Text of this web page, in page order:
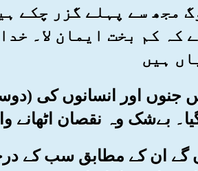
مجھ سے پہلے گزر چکے
کہ کم بخت ایمان لا۔
ہیں
جنوں اور انسانوں کی
بےشک وہ نقصان اٹھانے
ہوں گے ان کے مطابق سب